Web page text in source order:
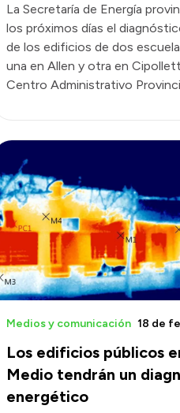
La Secretaría de Energía
los próximos días el
de los edificios de dos
una en Allen y otra en
Centro Administrativo
Los edificios públicos
Medio tendrán un
energético
Medios y comunicación 18 de